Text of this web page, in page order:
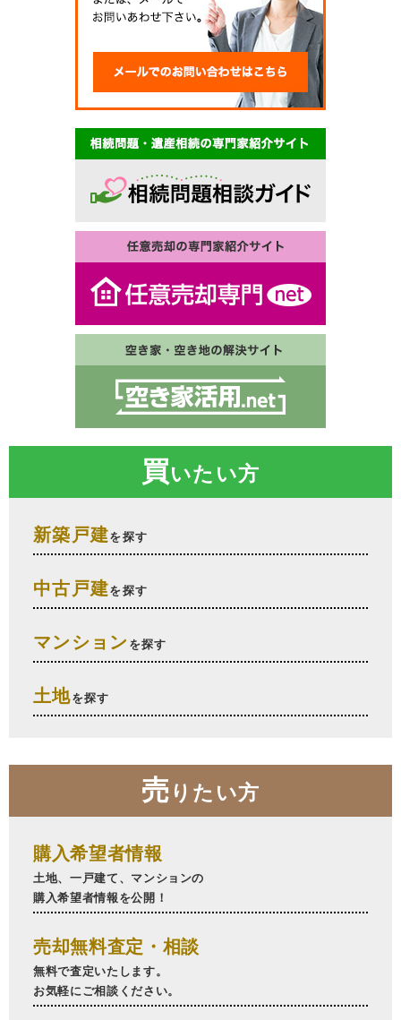
買いたい方
新築戸建を探す
中古戸建を探す
マンション を探す
土地を探す
売 りたい方
購入希望者情報
土地、一戸建て、マンションの
購入希望者情報を公開！
売却無料査定・相談
無料で査定いたします。
お気軽にご相談ください。